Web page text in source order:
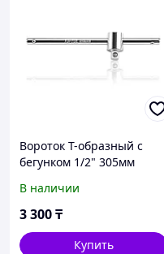
Вороток T-образный c
бегунком 1/2" 305мм
В наличии
3 300₸
Купить